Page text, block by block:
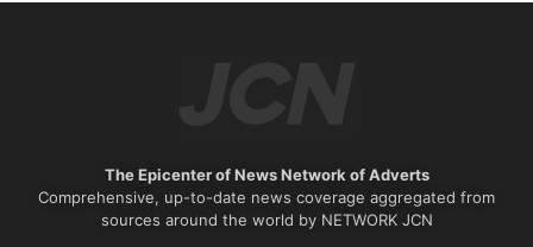
The Epicenter of News Network of Adverts
Comprehensive, up-to-date news coverage aggregated from
sources around the world by NETWORK JCN